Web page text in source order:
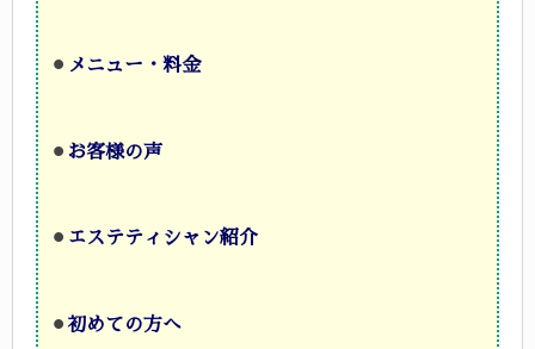
⚫︎ メニュー・料金
⚫︎ お客様の声
⚫︎ エステティシャン紹介
⚫︎ 初めての方へ